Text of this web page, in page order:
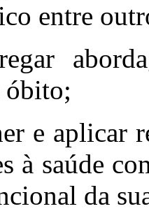
entre
óbito;
e aplicar
à saúde
da